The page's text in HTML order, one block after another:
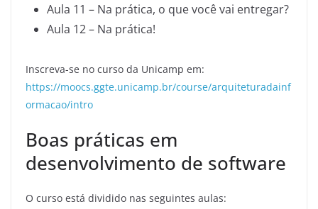
Aula 11 – Na prática, o que você vai entregar?
Aula 12 – Na prática!
Inscreva-se no curso da Unicamp em:
https://moocs.ggte.unicamp.br/course/arquiteturadainf
ormacao/intro
Boas práticas em
desenvolvimento de software
O curso está dividido nas seguintes aulas: